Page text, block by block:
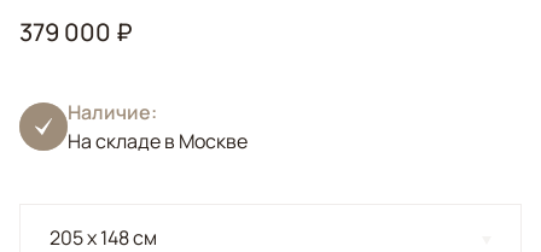
379 000 ₽
Наличие:
На складе в Москве
205 x 148 см